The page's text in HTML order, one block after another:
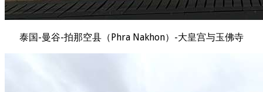
泰国-曼谷-拍那空县（Phra Nakhon）-大皇宫与玉佛寺